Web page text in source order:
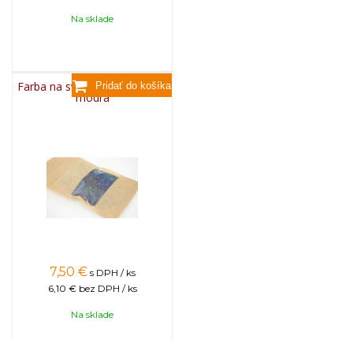
Na sklade
Farba na sviečky, 25g - svetlo
modrá
7,50 € s DPH / ks
6,10 € bez DPH / ks
Na sklade